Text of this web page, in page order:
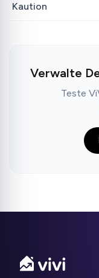
Kaution
Verwalte
Teste